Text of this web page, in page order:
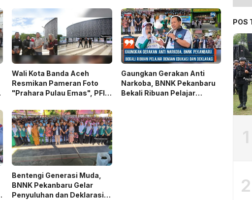
Wali Kota Banda Aceh
Resmikan Pameran Foto
"Prahara Pulau Emas", PFI
Bencana
Gaungkan Gerakan Anti
Narkoba, BNNK Pekanbaru
Bekali Ribuan Pelajar
Bentengi Generasi Muda,
BNNK Pekanbaru Gelar
Penyuluhan dan Deklarasi
POS
1
2